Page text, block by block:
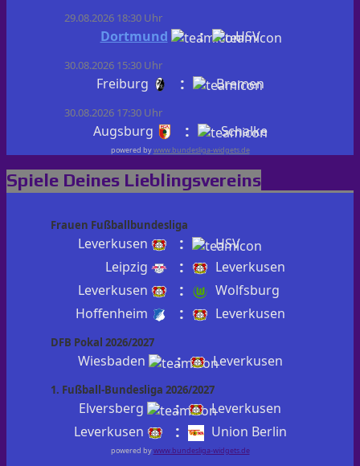
29.08.2026 18:30 Uhr
Dortmund : HSV
30.08.2026 15:30 Uhr
Freiburg : Bremen
30.08.2026 17:30 Uhr
Augsburg : Schalke
powered bywww.bundesliga-widgets.de
Spiele Deines Lieblingsvereins
Frauen Fußballbundesliga
Leverkusen :
HSV
Leipzig
:
Leverkusen
Leverkusen
:
Wolfsburg
Hoffenheim
: Leverkusen
DFB Pokal 2026/2027
Wiesbaden : Leverkusen
1. Fußball-Bundesliga 2026/2027
Elversberg :
Leverkusen
Leverkusen
: Union Berlin
powered bywww.bundesliga-widgets.de